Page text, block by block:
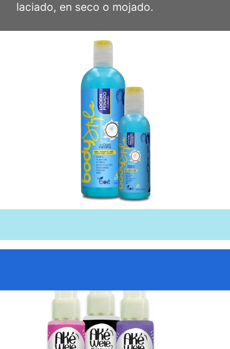
laciado, en seco o mojado.